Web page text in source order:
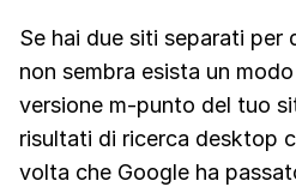
Se hai due siti separati per
non sembra esista un
versione m-punto del tuo
risultati di ricerca desktop
volta che Google ha